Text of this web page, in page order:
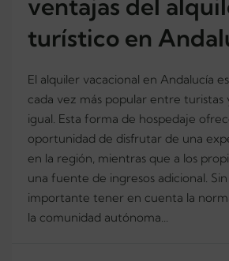
ventajas del
turístico en
El alquiler vacacional en Andalucía
cada vez más popular entre turistas
igual. Esta forma de hospedaje
oportunidad de disfrutar de una
en la región, mientras que a los
una fuente de ingresos adicional.
importante tener en cuenta la
la comunidad autónoma...